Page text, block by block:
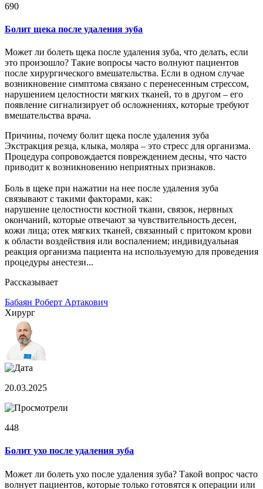
690
Болит щека после удаления зуба
Может ли болеть щека после удаления зуба, что делать, если
это произошло? Такие вопросы часто волнуют пациентов
после хирургического вмешательства. Если в одном случае
возникновение симптома связано с перенесенным стрессом,
нарушением целостности мягких тканей, то в другом – его
появление сигнализирует об осложнениях, которые требуют
вмешательства врача.
Причины, почему болит щека после удаления зуба
Экстракция резца, клыка, моляра – это стресс для организма.
Процедура сопровождается повреждением десны, что часто
приводит к возникновению неприятных признаков.
Боль в щеке при нажатии на нее после удаления зуба
связывают с такими факторами, как:
нарушение целостности костной ткани, связок, нервных
окончаний, которые отвечают за чувствительность десен,
кожи лица; отек мягких тканей, связанный с притоком крови
к области воздействия или воспалением; индивидуальная
реакция организма пациента на используемую для проведения
процедуры анестези...
Рассказывает
Бабаян Роберт Артакович
Хирург
20.03.2025
448
Болит ухо после удаления зуба
Может ли болеть ухо после удаления зуба? Такой вопрос часто
волнует пациентов, которые только готовятся к операции или